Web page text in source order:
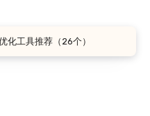
化工具推荐（26个）